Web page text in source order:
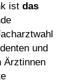
ist das
und
Ärztinnen